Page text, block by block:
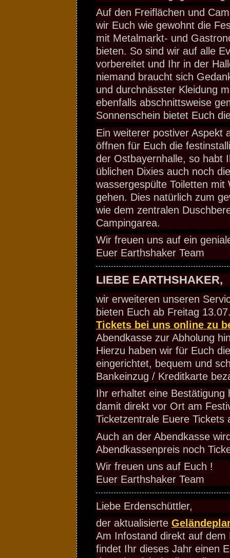
Auf den Freiflächen und
wir Euch wie gewohnt die
mit Metalmarkt- und
bieten. So sind wir auf alle
vorbereitet und Ihr in der
niemand braucht sich
und durchnässter Kleidung
ebenfalls abschnittsweise
Sonnenschein bietet Euch
Ein weiterer postiver Aspekt
öffnen für Euch die
der Ostbayernhalle, so habt
üblichen Dixies auch noch
wassergespülte Toiletten mit
gehen. Dies natürlich zum
wie dem zentralen
Campingarea.
Wir freuen uns auf ein
Euer Earthshaker Team
LIEBE EARTHSHAKER,
wir erweiteren unseren
bieten Euch ab Freitag
Tickets bei uns online zu
Abendkasse zur Abholung
Hierzu haben wir für Euch
eingerichtet, bequem und
Bankeinzug / Kreditkarte
Ihr erhaltet eine Bestätigung
damit direkt vor Ort am
Ticketzentrale Euere Tickets
Auch an der Abendkasse
Abendkassenpreis noch
Wir freuen uns auf Euch !
Euer Earthshaker Team
Liebe Erdenschüttler,
der aktualisierte
Am Infostand direkt auf dem
findet Ihr dieses Jahr einen